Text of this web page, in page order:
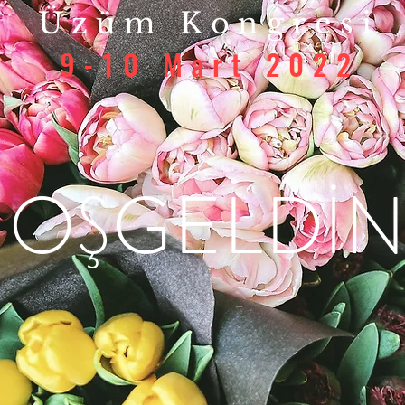
Üzüm Kongresi
9-10 Mart 2022